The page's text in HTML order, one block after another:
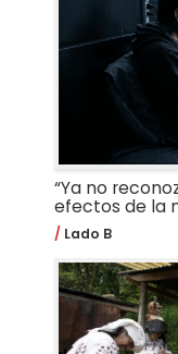
“Ya no
efectos de la
Lado B